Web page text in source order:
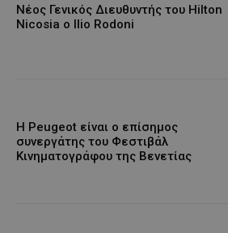
Νέος Γενικός Διευθυντής του Hilton
Nicosia ο Ilio Rodoni
Η Peugeot είναι ο επίσημος
συνεργάτης του Φεστιβάλ
Κινηματογράφου της Βενετίας